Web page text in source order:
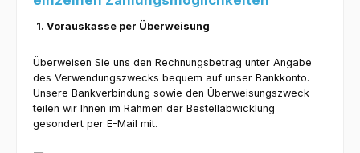
1. Vorauskasse per Überweisung
Überweisen Sie uns den Rechnungsbetrag unter Angabe
des Verwendungszwecks bequem auf unser Bankkonto.
Unsere Bankverbindung sowie den Überweisungszweck
teilen wir Ihnen im Rahmen der Bestellabwicklung
gesondert per E-Mail mit.